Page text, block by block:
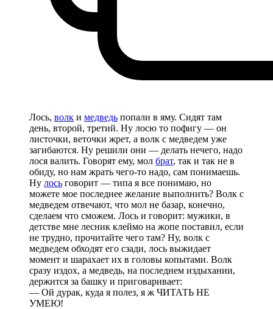
Лось, волк и медведь попали в яму. Сидят там
день, второй, третий. Ну лосю то пофигу — он
листочки, веточки жрет, а волк с медведем уже
загибаются. Ну решили они — делать нечего, надо
лося валить. Говорят ему, мол брат, так и так не в
обиду, но нам жрать чего-то надо, сам понимаешь.
Ну лось говорит — типа я все понимаю, но
можете мое последнее желание выполнить? Волк с
медведем отвечают, что мол не базар, конечно,
сделаем что сможем. Лось и говорит: мужики, в
детстве мне лесник клеймо на жопе поставил, если
не трудно, прочитайте чего там? Ну, волк с
медведем обходят его сзади, лось выжидает
момент и шарахает их в головы копытами. Волк
сразу издох, а медведь, на последнем издыхании,
держится за башку и приговаривает:
— Ой дурак, куда я полез, я ж ЧИТАТЬ НЕ
УМЕЮ!